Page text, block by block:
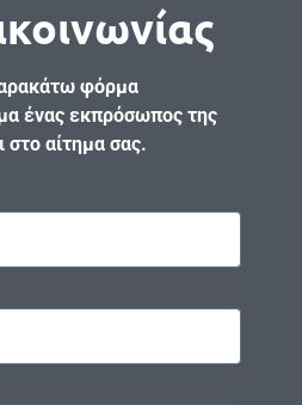
φόρμα
ένας εκπρόσωπος της
στο αίτημα σας.